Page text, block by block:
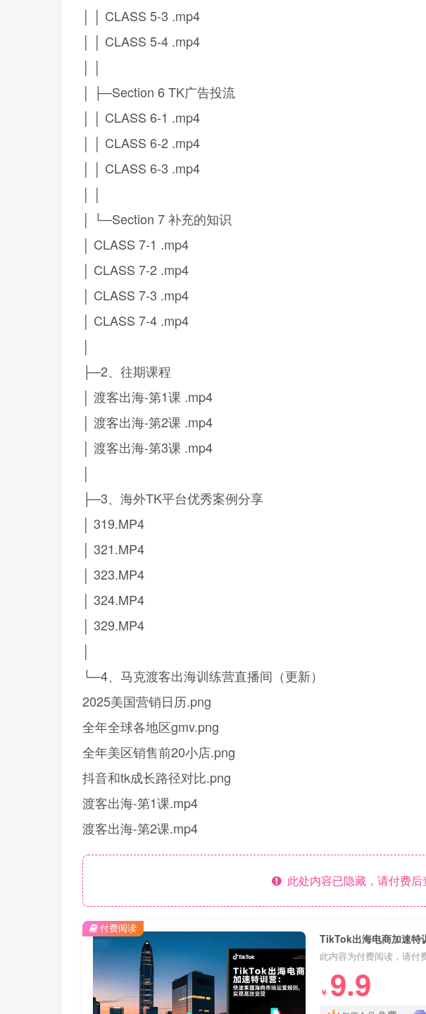
│ │ CLASS 5-3 .mp4
│ │ CLASS 5-4 .mp4
│ │
│ ├─Section 6 TK广告投流
│ │ CLASS 6-1 .mp4
│ │ CLASS 6-2 .mp4
│ │ CLASS 6-3 .mp4
│ │
│ └─Section 7 补充的知识
│ CLASS 7-1 .mp4
│ CLASS 7-2 .mp4
│ CLASS 7-3 .mp4
│ CLASS 7-4 .mp4
│
├─2、往期课程
│ 渡客出海-第1课 .mp4
│ 渡客出海-第2课 .mp4
│ 渡客出海-第3课 .mp4
│
├─3、海外TK平台优秀案例分享
│ 319.MP4
│ 321.MP4
│ 323.MP4
│ 324.MP4
│ 329.MP4
│
└─4、马克渡客出海训练营直播间（更新）
2025美国营销日历.png
全年全球各地区gmv.png
全年美区销售前20小店.png
抖音和tk成长路径对比.png
渡客出海-第1课.mp4
渡客出海-第2课.mp4
此处内容已隐藏，请付费后
此内容为付费阅读，请付
￥ 9.9
付费阅读